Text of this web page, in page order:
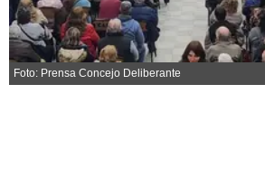
Salud
Es viral
El tiempo
Foto: Prensa Concejo Deliberante